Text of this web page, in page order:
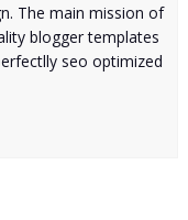
The main mission of
blogger templates
seo optimized